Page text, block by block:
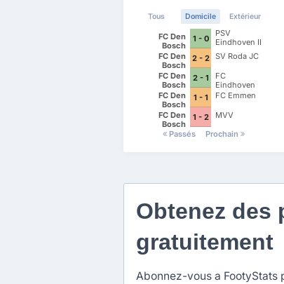
Tous Domicile Extérieur
FC Den
Bosch
1 - 0
PSV
Eindhoven II
FC Den
Bosch
2 - 2
SV Roda JC
FC Den
Bosch
2 - 1
FC
Eindhoven
FC Den
Bosch
1 - 1
FC Emmen
FC Den
Bosch
1 - 2
MVV
Passés
Prochain
Obtenez des
gratuitement
Abonnez-vous a FootyStats